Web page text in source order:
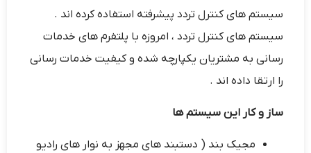
سیستم های کنترل تردد پیشرفته استفاده کرده اند .
سیستم های کنترل تردد ، امروزه با پلتفرم های خدمات
رسانی به مشتریان یکپارچه شده و کیفیت خدمات رسانی
را ارتقا داده اند .
ساز و کار این سیستم ها
مجیک بند ( دستبند های مجهز به نوار های رادیو